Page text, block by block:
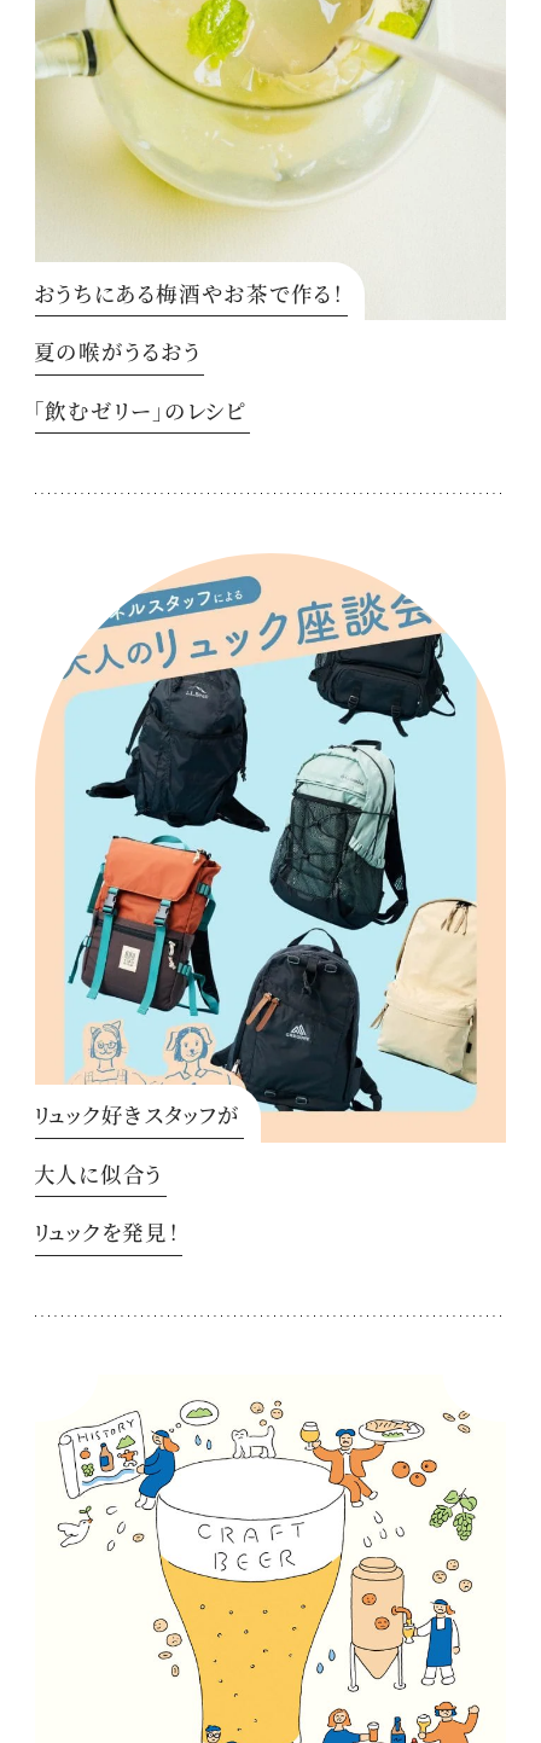
おうちにある梅酒やお茶で作る！
夏の喉がうるおう
「飲むゼリー」のレシピ
リュック好きスタッフが
大人に似合う
リュックを発見！